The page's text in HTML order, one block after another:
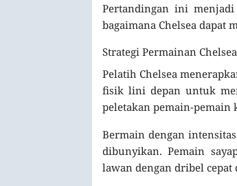
Pertandingan ini
bagaimana Chelsea dapat
Strategi Permainan Chelsea
Pelatih Chelsea
fisik lini depan untuk
peletakan pemain-
Bermain dengan
dibunyikan. Pemain
lawan dengan dribel